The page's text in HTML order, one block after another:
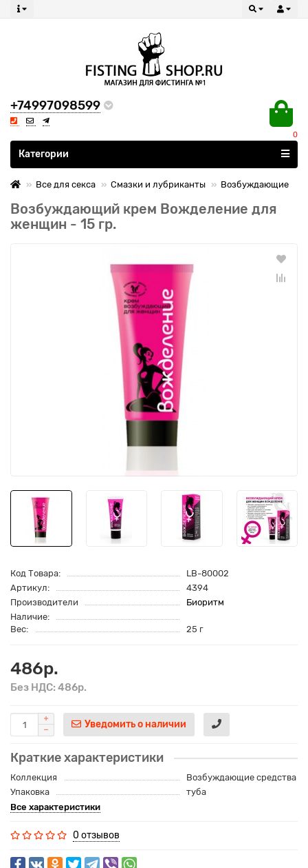
+74997098599
0
Все категории
Категории
Все для секса Смазки и лубриканты Возбуждающие
Возбуждающий крем Вожделение для
женщин - 15 гр.
Код Товара:
LB-80002
Артикул:
4394
Производители
Биоритм
Наличие:
Вес:
25 г
486р.
Без НДС: 486р.
Уведомить о наличии
Краткие характеристики
Коллекция
Возбуждающие средства
Упаковка
туба
Все характеристики
0 отзывов